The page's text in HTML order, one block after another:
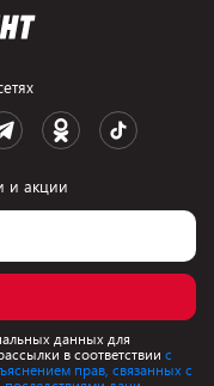
и акции
данных для
в соответствии с
прав, связанных с